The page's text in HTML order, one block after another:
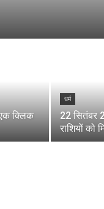
क्लिक
धर्म
22 सितंबर
राशियों को